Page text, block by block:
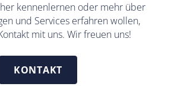
kennenlernen oder mehr über
und Services erfahren wollen,
mit uns. Wir freuen uns!
KONTAKT